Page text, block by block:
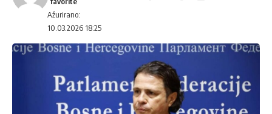
Ažurirano:
10.03.2026 18:25